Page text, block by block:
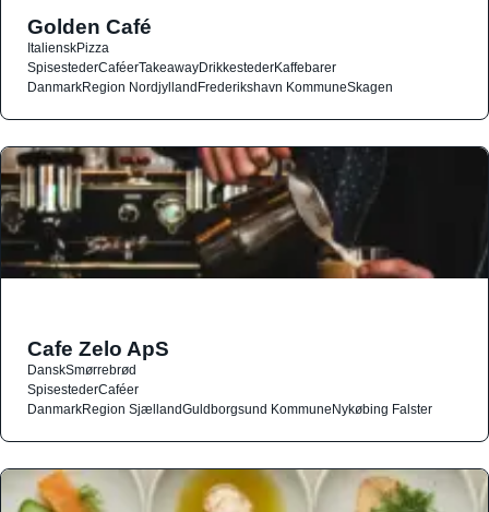
Golden Café
ItalienskPizza
SpisestederCaféerTakeawayDrikkestederKaffebarer
DanmarkRegion NordjyllandFrederikshavn KommuneSkagen
Cafe Zelo ApS
DanskSmørrebrød
SpisestederCaféer
DanmarkRegion SjællandGuldborgsund KommuneNykøbing Falster